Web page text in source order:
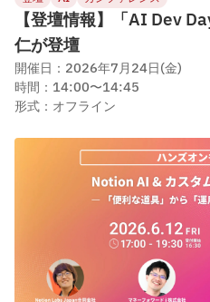
【登壇情報】「AI Dev
仁が登壇
開催日：2026年7月24日(金)
時間：14:00〜14:45
形式：オフライン